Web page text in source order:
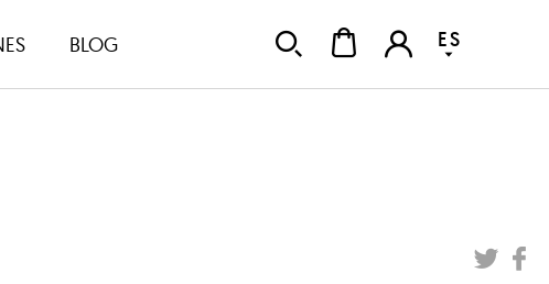
BLOG ES